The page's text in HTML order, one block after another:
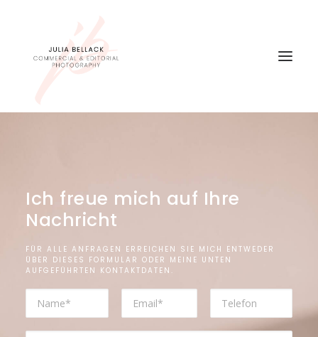
Ich freue mich auf Ihre
Nachricht
FÜR ALLE ANFRAGEN ERREICHEN SIE MICH ENTWEDER
ÜBER DIESES FORMULAR ODER MEINE UNTEN
AUFGEFÜHRTEN KONTAKTDATEN.